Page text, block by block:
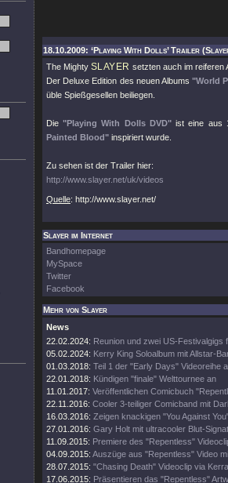
18.10.2009: ‘Playing With Dolls’ Trailer
The Mighty SLAYER setzten auch im reiferen
Der Deluxe Edition des neuen Albums"World
üble Spießgesellen beiliegen.
Die"Playing With Dolls DVD"ist eine aus
Painted Blood" inspiriert wurde.
Zu sehen ist der Trailer hier:
http://www.slayer.net/uk/videos
Quelle: http://www.slayer.net/
Slayer im Internet
Bandhomepage
MySpace
Twitter
Facebook
Mehr von Slayer
News
22.02.2024: Reunion und zwei US-Festivalgigs
05.02.2024: Kerry King Soloalbum mit Allstar-
01.03.2018: Teil 1 der "Early Days" Videoreihe
22.01.2018: Kündigen "finale" Welttournee an
11.01.2017: Veröffentlichen Comicbuch
22.11.2016: Cooler 3-teiliger Comicband mit
16.03.2016: Zeigen knackigen "You Against
27.01.2016: Gary Holt mit ultracooler Blut-
11.09.2015: Premiere des "Repentless"
04.09.2015: Auszüge aus "Repentless" Video
28.07.2015: "Chasing Death" Videoclip via
17.06.2015: Präsentieren das "Repentless"